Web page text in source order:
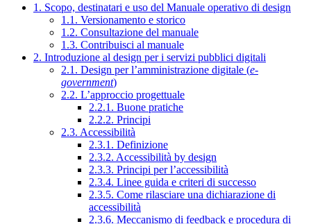
1. Scopo, destinatari e uso del Manuale operativo di design
1.1. Versionamento e storico
1.2. Consultazione del manuale
1.3. Contribuisci al manuale
2. Introduzione al design per i servizi pubblici digitali
2.1. Design per l’amministrazione digitale (e-
government)
2.2. L’approccio progettuale
2.2.1. Buone pratiche
2.2.2. Principi
2.3. Accessibilità
2.3.1. Definizione
2.3.2. Accessibilità by design
2.3.3. Principi per l’accessibilità
2.3.4. Linee guida e criteri di successo
2.3.5. Come rilasciare una dichiarazione di
accessibilità
2.3.6. Meccanismo di feedback e procedura di